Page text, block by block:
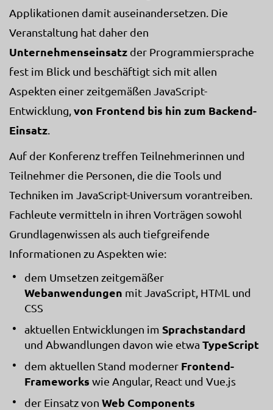
Applikationen damit auseinandersetzen. Die
Veranstaltung hat daher den
Unternehmenseinsatz der Programmiersprache
fest im Blick und beschäftigt sich mit allen
Aspekten einer zeitgemäßen JavaScript-
Entwicklung, von Frontend bis hin zum Backend-
Einsatz
Auf der Konferenz treffen Teilnehmerinnen und
Teilnehmer die Personen, die die Tools und
Techniken im JavaScript-Universum vorantreiben.
Fachleute vermitteln in ihren Vorträgen sowohl
Grundlagenwissen als auch tiefgreifende
Informationen zu Aspekten wie:
dem Umsetzen zeitgemäßer
Webanwendungen mit JavaScript, HTML und
CSS
aktuellen Entwicklungen im Sprachstandard
und Abwandlungen davon wie etwa TypeScript
dem aktuellen Stand moderner Frontend-
Frameworks wie Angular, React und Vue.js
der Einsatz von Web Components